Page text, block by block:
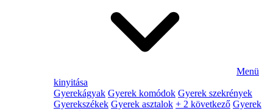
Menü
kinyitása
Gyerekágyak Gyerek komódok Gyerek szekrények
Gyerekszékek Gyerek asztalok + 2 következő Gyerek